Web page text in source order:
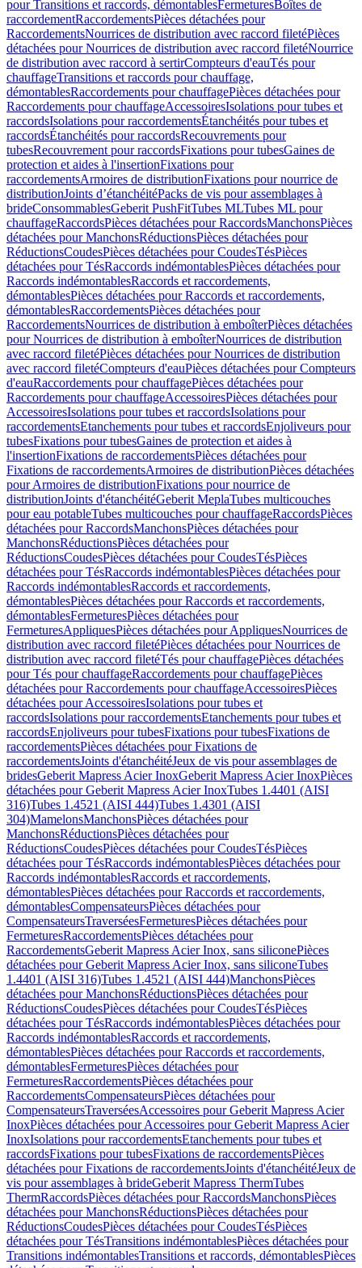
pour Transitions et raccords, démontablesFermeturesBoîtes de
raccordementRaccordementsPièces détachées pour
RaccordementsNourrices de distribution avec raccord filetéPièces
détachées pour Nourrices de distribution avec raccord filetéNourrice
de distribution avec raccord à sertirCompteurs d'eauTés pour
chauffageTransitions et raccords pour chauffage,
démontablesRaccordements pour chauffagePièces détachées pour
Raccordements pour chauffageAccessoiresIsolations pour tubes et
raccordsIsolations pour raccordementsÉtanchéités pour tubes et
raccordsÉtanchéités pour raccordsRecouvrements pour
tubesRecouvrement pour raccordsFixations pour tubesGaines de
protection et aides à l'insertionFixations pour
raccordementsArmoires de distributionFixations pour nourrice de
distributionJoints d’étanchéitéPacks de vis pour assemblages à
brideConsommablesGeberit PushFitTubes MLTubes ML pour
chauffageRaccordsPièces détachées pour RaccordsManchonsPièces
détachées pour ManchonsRéductionsPièces détachées pour
RéductionsCoudesPièces détachées pour CoudesTésPièces
détachées pour TésRaccords indémontablesPièces détachées pour
Raccords indémontablesRaccords et raccordements,
démontablesPièces détachées pour Raccords et raccordements,
démontablesRaccordementsPièces détachées pour
RaccordementsNourrices de distribution à emboîterPièces détachées
pour Nourrices de distribution à emboîterNourrices de distribution
avec raccord filetéPièces détachées pour Nourrices de distribution
avec raccord filetéCompteurs d'eauPièces détachées pour Compteurs
d'eauRaccordements pour chauffagePièces détachées pour
Raccordements pour chauffageAccessoiresPièces détachées pour
AccessoiresIsolations pour tubes et raccordsIsolations pour
raccordementsEtanchements pour tubes et raccordsEnjoliveurs pour
tubesFixations pour tubesGaines de protection et aides à
l'insertionFixations de raccordementsPièces détachées pour
Fixations de raccordementsArmoires de distributionPièces détachées
pour Armoires de distributionFixations pour nourrice de
distributionJoints d'étanchéitéGeberit MeplaTubes multicouches
pour eau potableTubes multicouches pour chauffageRaccordsPièces
détachées pour RaccordsManchonsPièces détachées pour
ManchonsRéductionsPièces détachées pour
RéductionsCoudesPièces détachées pour CoudesTésPièces
détachées pour TésRaccords indémontablesPièces détachées pour
Raccords indémontablesRaccords et raccordements,
démontablesPièces détachées pour Raccords et raccordements,
démontablesFermeturesPièces détachées pour
FermeturesAppliquesPièces détachées pour AppliquesNourrices de
distribution avec raccord filetéPièces détachées pour Nourrices de
distribution avec raccord filetéTés pour chauffagePièces détachées
pour Tés pour chauffageRaccordements pour chauffagePièces
détachées pour Raccordements pour chauffageAccessoiresPièces
détachées pour AccessoiresIsolations pour tubes et
raccordsIsolations pour raccordementsEtanchements pour tubes et
raccordsEnjoliveurs pour tubesFixations pour tubesFixations de
raccordementsPièces détachées pour Fixations de
raccordementsJoints d'étanchéitéJeux de vis pour assemblages de
bridesGeberit Mapress Acier InoxGeberit Mapress Acier InoxPièces
détachées pour Geberit Mapress Acier InoxTubes 1.4401 (AISI
316)Tubes 1.4521 (AISI 444)Tubes 1.4301 (AISI
304)MamelonsManchonsPièces détachées pour
ManchonsRéductionsPièces détachées pour
RéductionsCoudesPièces détachées pour CoudesTésPièces
détachées pour TésRaccords indémontablesPièces détachées pour
Raccords indémontablesRaccords et raccordements,
démontablesPièces détachées pour Raccords et raccordements,
démontablesCompensateursPièces détachées pour
CompensateursTraverséesFermeturesPièces détachées pour
FermeturesRaccordementsPièces détachées pour
RaccordementsGeberit Mapress Acier Inox, sans siliconePièces
détachées pour Geberit Mapress Acier Inox, sans siliconeTubes
1.4401 (AISI 316)Tubes 1.4521 (AISI 444)ManchonsPièces
détachées pour ManchonsRéductionsPièces détachées pour
RéductionsCoudesPièces détachées pour CoudesTésPièces
détachées pour TésRaccords indémontablesPièces détachées pour
Raccords indémontablesRaccords et raccordements,
démontablesPièces détachées pour Raccords et raccordements,
démontablesFermeturesPièces détachées pour
FermeturesRaccordementsPièces détachées pour
RaccordementsCompensateursPièces détachées pour
CompensateursTraverséesAccessoires pour Geberit Mapress Acier
InoxPièces détachées pour Accessoires pour Geberit Mapress Acier
InoxIsolations pour raccordementsEtanchements pour tubes et
raccordsFixations pour tubesFixations de raccordementsPièces
détachées pour Fixations de raccordementsJoints d'étanchéitéJeux de
vis pour assemblages à brideGeberit Mapress ThermTubes
ThermRaccordsPièces détachées pour RaccordsManchonsPièces
détachées pour ManchonsRéductionsPièces détachées pour
RéductionsCoudesPièces détachées pour CoudesTésPièces
détachées pour TésTransitions indémontablesPièces détachées pour
Transitions indémontablesTransitions et raccords, démontablesPièces